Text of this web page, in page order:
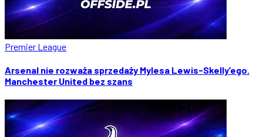
Premier League
Arsenal nie rozważa sprzedaży Mylesa Lewis-Skelly’ego.
Manchester United bez szans